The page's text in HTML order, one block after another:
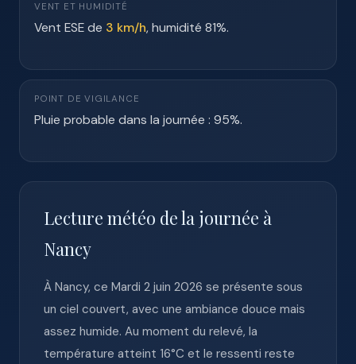
VENT ET HUMIDITÉ
Vent ESE de 3 km/h, humidité 81%.
POINT DE VIGILANCE
Pluie probable dans la journée : 95%.
Lecture météo de la journée à
Nancy
À Nancy, ce Mardi 2 juin 2026 se présente sous
un ciel couvert, avec une ambiance douce mais
assez humide. Au moment du relevé, la
température atteint 16°C et le ressenti reste